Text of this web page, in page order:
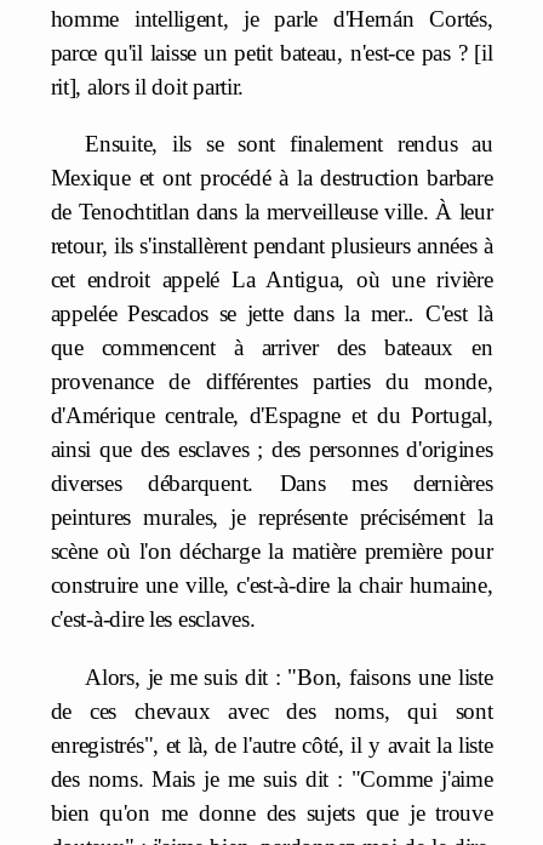
homme intelligent, je parle d'Hernán Cortés,
parce qu'il laisse un petit bateau, n'est-ce pas ? [il
rit], alors il doit partir.
Ensuite, ils se sont finalement rendus au
Mexique et ont procédé à la destruction barbare
de Tenochtitlan dans la merveilleuse ville. À leur
retour, ils s'installèrent pendant plusieurs années à
cet endroit appelé La Antigua, où une rivière
appelée Pescados se jette dans la mer.. C'est là
que commencent à arriver des bateaux en
provenance de différentes parties du monde,
d'Amérique centrale, d'Espagne et du Portugal,
ainsi que des esclaves ; des personnes d'origines
diverses débarquent. Dans mes dernières
peintures murales, je représente précisément la
scène où l'on décharge la matière première pour
construire une ville, c'est-à-dire la chair humaine,
c'est-à-dire les esclaves.
Alors, je me suis dit : "Bon, faisons une liste
de ces chevaux avec des noms, qui sont
enregistrés", et là, de l'autre côté, il y avait la liste
des noms. Mais je me suis dit : "Comme j'aime
bien qu'on me donne des sujets que je trouve